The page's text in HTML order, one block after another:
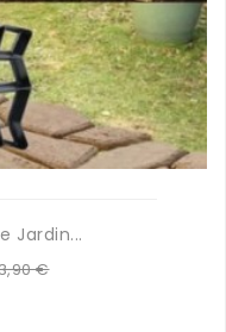
Jardin...
€